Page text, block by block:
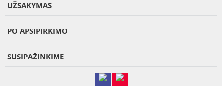
UŽSAKYMAS
PO APSIPIRKIMO
SUSIPAŽINKIME